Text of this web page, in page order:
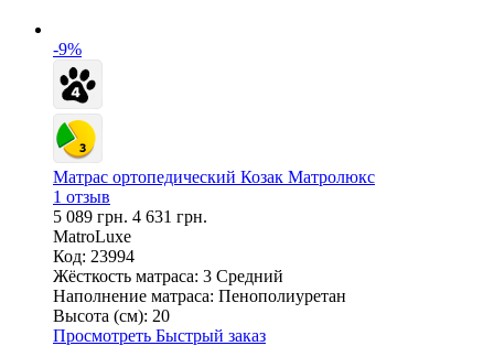
-9%
Матрас ортопедический Козак Матролюкс
1 отзыв
5 089 грн. 4 631 грн.
MatroLuxe
Код: 23994
Жёсткость матраса: 3 Средний
Наполнение матраса: Пенополиуретан
Высота (см): 20
Просмотреть Быстрый заказ